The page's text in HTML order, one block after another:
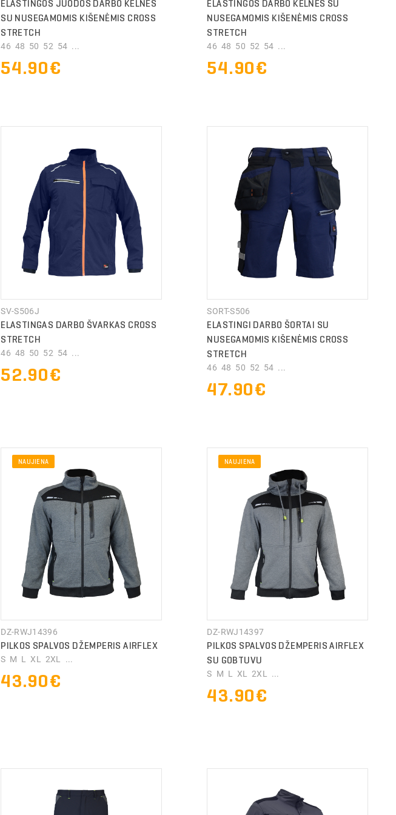
ELASTINGOS JUODOS DARBO KELNĖS
SU NUSEGAMOMIS KIŠENĖMIS CROSS
STRETCH
46 48 50 52 54 ...
54.90€
ELASTINGOS DARBO KELNĖS SU
NUSEGAMOMIS KIŠENĖMIS CROSS
STRETCH
46 48 50 52 54 ...
54.90€
SV-S506J
ELASTINGAS DARBO ŠVARKAS CROSS
STRETCH
46 48 50 52 54 ...
52.90€
SORT-S506
ELASTINGI DARBO ŠORTAI SU
NUSEGAMOMIS KIŠENĖMIS CROSS
STRETCH
46 48 50 52 54 ...
47.90€
DZ-RWJ14396
PILKOS SPALVOS DŽEMPERIS AIRFLEX
S M L XL 2XL ...
43.90€
NAUJIENA
DZ-RWJ14397
PILKOS SPALVOS DŽEMPERIS AIRFLEX
SU GOBTUVU
S M L XL 2XL ...
43.90€
NAUJIENA